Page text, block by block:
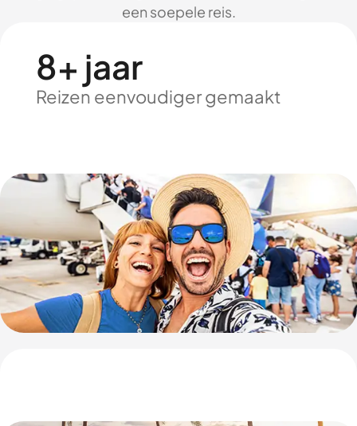
een soepele reis.
8+ jaar
Reizen eenvoudiger gemaakt